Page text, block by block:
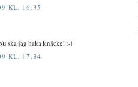
KL. 16:35
ska jag baka knäcke! :-)
KL. 17:34